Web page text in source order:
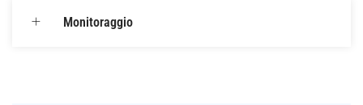
Monitoraggio